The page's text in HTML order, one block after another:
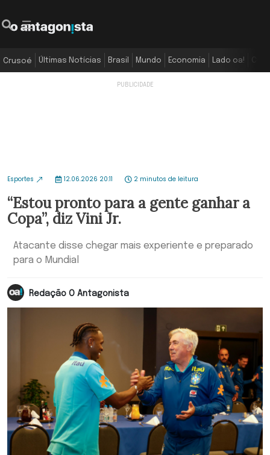
Crusoé Últimas Notícias Brasil Mundo Economia Lado oa!
Esportes 12.06.2026 20:11 2 minutos de leitura
“Estou pronto para a gente ganhar a
Copa”, diz Vini Jr.
Atacante disse chegar mais experiente e preparado
para o Mundial
Redação O Antagonista